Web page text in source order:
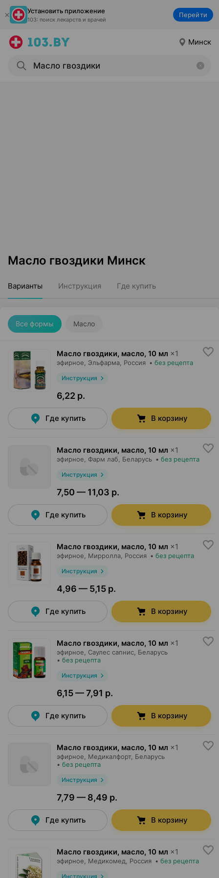
Установить приложение
103: поиск лекарств и врачей
Перейти
Минск
Масло гвоздики Минск
Варианты Инструкция Где купить
Все формы Масло
Масло гвоздики, масло, 10 мл ×1
эфирное, Эльфарма , Россия • без рецепта
Инструкция
6,22 р.
Где купить В корзину
Масло гвоздики, масло, 10 мл ×1
эфирное, Фарм лаб , Беларусь • без рецепта
Инструкция
7,50 — 11,03 р.
Где купить В корзину
Масло гвоздики, масло, 10 мл ×1
эфирное, Мирролла , Россия • без рецепта
Инструкция
4,96 — 5,15 р.
Где купить В корзину
Масло гвоздики, масло, 10 мл ×1
эфирное, Саулес сапнис , Беларусь
• без рецепта
Инструкция
6,15 — 7,91 р.
Где купить В корзину
Масло гвоздики, масло, 10 мл ×1
эфирное, Медикалфорт, Беларусь
• без рецепта
Инструкция
7,79 — 8,49 р.
Где купить В корзину
Масло гвоздики, масло, 10 мл ×1
эфирное, Медикомед , Россия • без рецепта
Инструкция